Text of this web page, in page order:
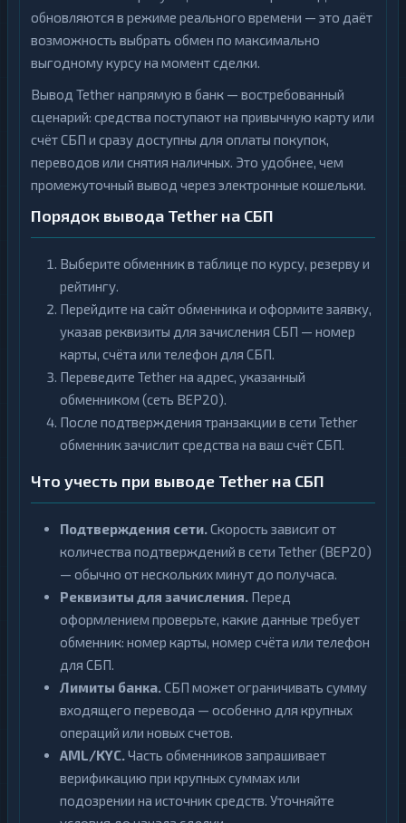
обновляются в режиме реального времени — это даёт
возможность выбрать обмен по максимально
выгодному курсу на момент сделки.
Вывод Tether напрямую в банк — востребованный
сценарий: средства поступают на привычную карту или
счёт СБП и сразу доступны для оплаты покупок,
переводов или снятия наличных. Это удобнее, чем
промежуточный вывод через электронные кошельки.
Порядок вывода Tether на СБП
Выберите обменник в таблице по курсу, резерву и
рейтингу.
Перейдите на сайт обменника и оформите заявку,
указав реквизиты для зачисления СБП — номер
карты, счёта или телефон для СБП.
Переведите Tether на адрес, указанный
обменником (сеть BEP20).
После подтверждения транзакции в сети Tether
обменник зачислит средства на ваш счёт СБП.
Что учесть при выводе Tether на СБП
Подтверждения сети.Скорость зависит от
количества подтверждений в сети Tether (BEP20)
— обычно от нескольких минут до получаса.
Реквизиты для зачисления. Перед
оформлением проверьте, какие данные требует
обменник: номер карты, номер счёта или телефон
для СБП.
Лимиты банка.СБП может ограничивать сумму
входящего перевода — особенно для крупных
операций или новых счетов.
AML/KYC.Часть обменников запрашивает
верификацию при крупных суммах или
подозрении на источник средств. Уточняйте